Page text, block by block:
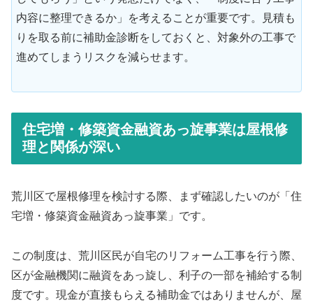
内容に整理できるか」を考えることが重要です。見積も
りを取る前に補助金診断をしておくと、対象外の工事で
進めてしまうリスクを減らせます。
住宅増・修築資金融資あっ旋事業は屋根修
理と関係が深い
荒川区で屋根修理を検討する際、まず確認したいのが「住
宅増・修築資金融資あっ旋事業」です。
この制度は、荒川区民が自宅のリフォーム工事を行う際、
区が金融機関に融資をあっ旋し、利子の一部を補給する制
度です。現金が直接もらえる補助金ではありませんが、屋